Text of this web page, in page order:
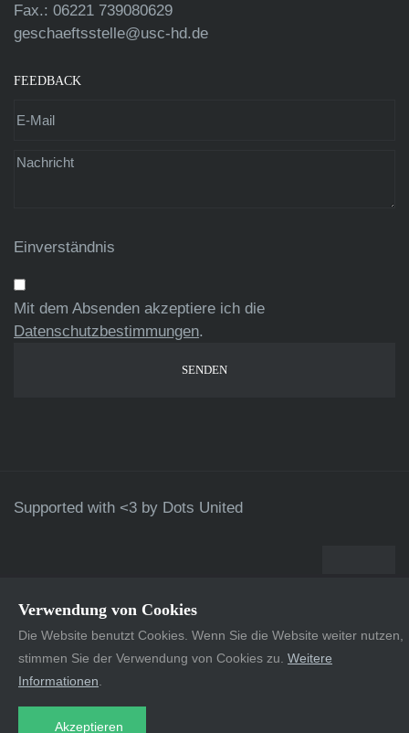
Fax.: 06221 739080629
geschaeftsstelle@usc-hd.de
FEEDBACK
Einverständnis
Mit dem Absenden akzeptiere ich die
Datenschutzbestimmungen.
Supported with <3 by Dots United
Verwendung von Cookies
Die Website benutzt Cookies. Wenn Sie die Website weiter nutzen,
stimmen Sie der Verwendung von Cookies zu. Weitere
Informationen
Akzeptieren